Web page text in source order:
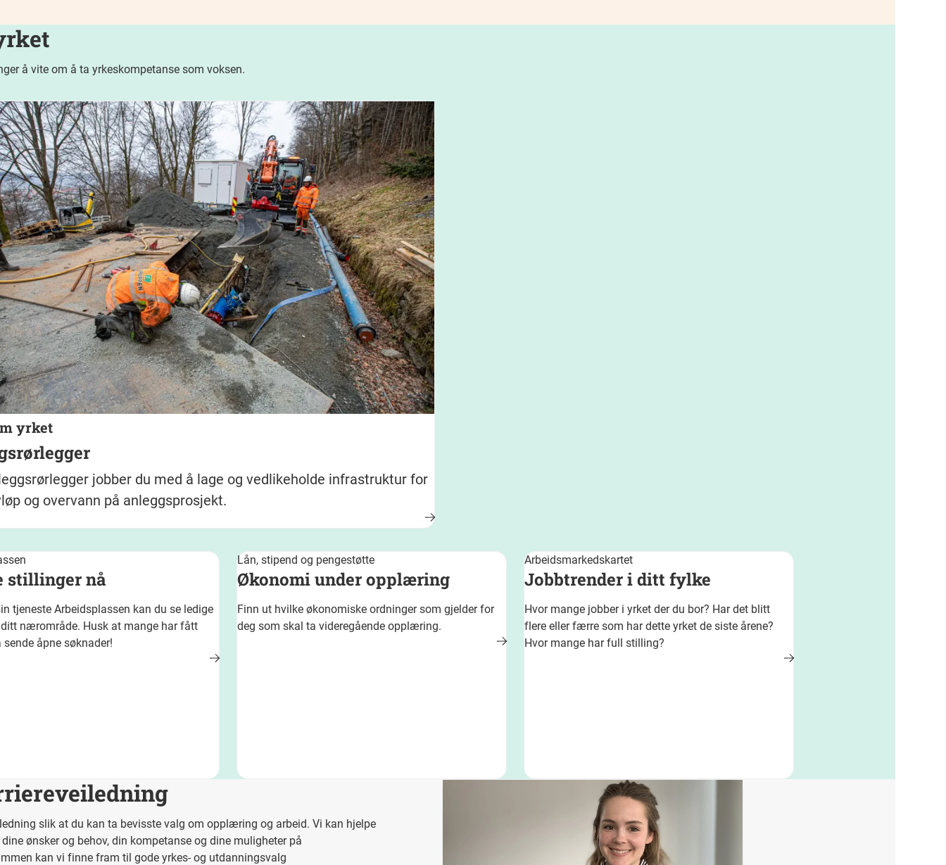
å vite om å ta yrkeskompetanse som voksen.
yrket
jobber du med å lage og vedlikeholde infrastruktur for
og overvann på anleggsprosjekt.
stillinger nå
tjeneste Arbeidsplassen kan du se ledige
nærområde. Husk at mange har fått
sende åpne søknader!
Lån, stipend og pengestøtte
Økonomi under opplæring
Finn ut hvilke økonomiske ordninger som gjelder for
deg som skal ta videregående opplæring.
Arbeidsmarkedskartet
Jobbtrender i ditt fylke
Hvor mange jobber i yrket der du bor? Har det blitt
flere eller færre som har dette yrket de siste årene?
Hvor mange har full stilling?
slik at du kan ta bevisste valg om opplæring og arbeid. Vi kan hjelpe
ønsker og behov, din kompetanse og dine muligheter på
kan vi finne fram til gode yrkes- og utdanningsvalg